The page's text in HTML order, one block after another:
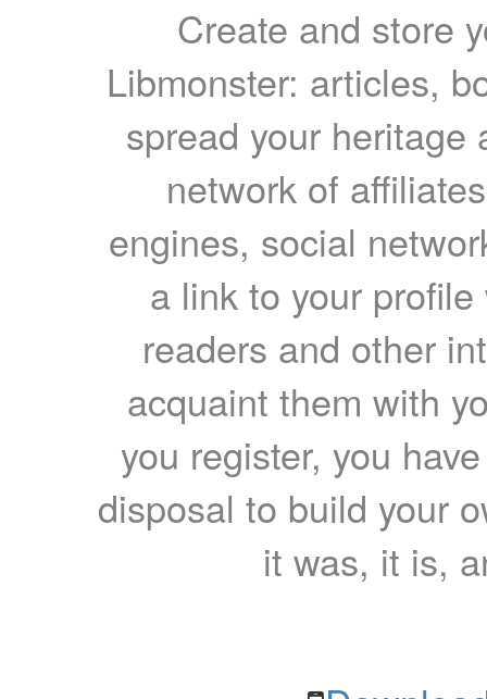
Create and store
Libmonster: articles,
spread your heritage
network of
engines, social
a link to your
readers and other
acquaint them with
you register, you
disposal to build your
it was, it is,